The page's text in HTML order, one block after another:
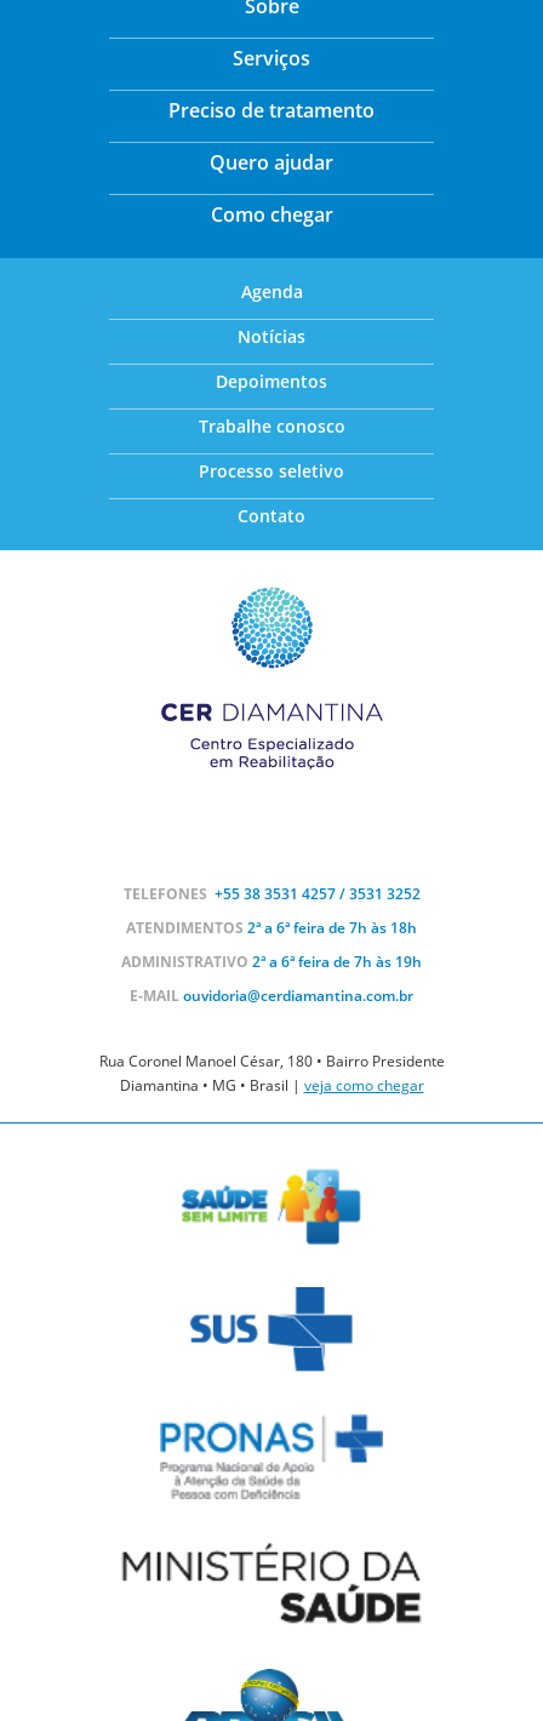
Sobre
Serviços
Preciso de tratamento
Quero ajudar
Como chegar
Agenda
Notícias
Depoimentos
Trabalhe conosco
Processo seletivo
Contato
TELEFONES +55 383531 4257 / 3531 3252
ATENDIMENTOS 2ª a 6ª feira de 7h às 18h
ADMINISTRATIVO 2ª a 6ª feira de 7h às 19h
E-MAILouvidoria@cerdiamantina.com.br
Rua Coronel Manoel César, 180 • Bairro Presidente
Diamantina • MG • Brasil | veja como chegar